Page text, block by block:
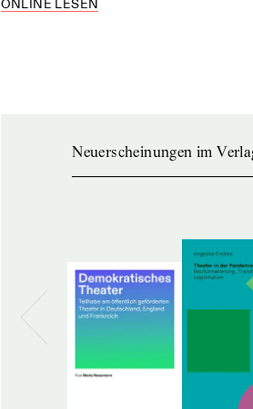
ONLINE LESEN
Neuerscheinungen im